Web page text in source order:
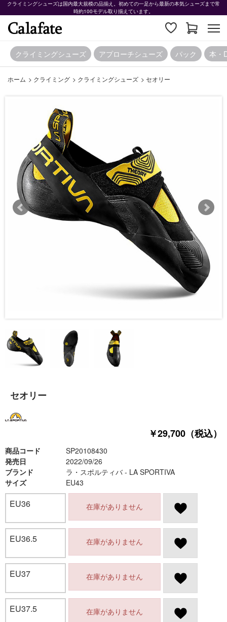
クライミングシューズは国内最大規模の品揃え。初めての一足から最新の本気シューズまで常
時約100モデル取り揃えています。
クライミングシューズ アプローチシューズ パック 本・
ホーム > クライミング > クライミングシューズ > セオリー
セオリー
￥29,700（税込）
商品コード
SP20108430
発売日
2022/09/26
ブランド
ラ・スポルティバ - LA SPORTIVA
サイズ
EU43
EU36 在庫がありません
EU36.5 在庫がありません
EU37 在庫がありません
EU37.5 在庫がありません